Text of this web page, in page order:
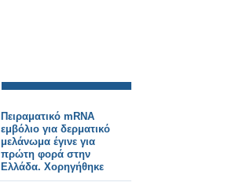
Πειραματικό mRNA
εμβόλιο για δερματικό
μελάνωμα έγινε για
πρώτη φορά στην
Ελλάδα. Χορηγήθηκε
σε 60χρονη